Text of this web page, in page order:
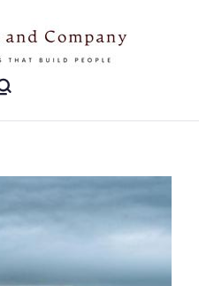
Munro and
Designs that Build People